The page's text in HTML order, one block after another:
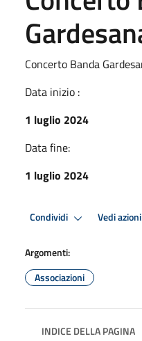
Concerto Banda
Data inizio :
1 luglio 2024
Data fine:
1 luglio 2024
Condividi Vedi azioni
Argomenti:
Associazioni
INDICE DELLA PAGINA